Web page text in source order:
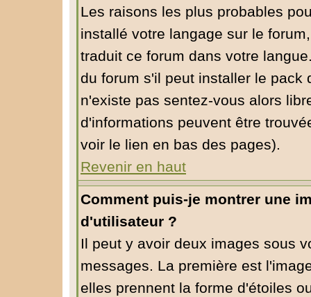
Les raisons les plus probables
installé votre langage sur le
traduit ce forum dans votre
du forum s'il peut installer le pack
n'existe pas sentez-vous alors
d'informations peuvent être
voir le lien en bas des pages).
Revenir en haut
Comment puis-je montrer une
d'utilisateur ?
Il peut y avoir deux images sous
messages. La première est
elles prennent la forme d'étoiles